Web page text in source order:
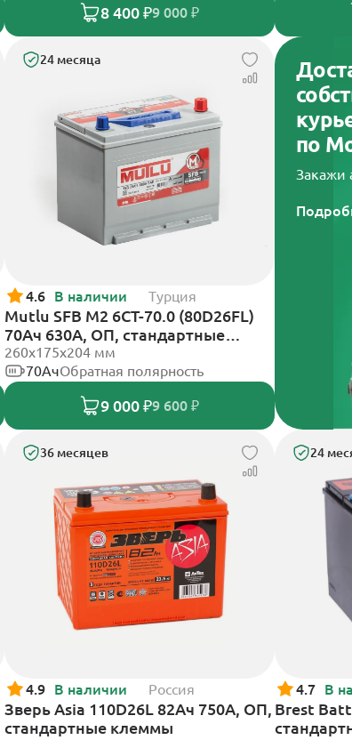
8 400 ₽9 000 ₽
24 месяца
4.6 В наличии Турция
Mutlu SFB M2 6СТ-70.0 (80D26FL)
70Ач 630А, ОП, стандартные
клеммы
260х175х204 мм
70АчОбратная полярность
9 000 ₽9 600 ₽
по
Закажи
36 месяцев
4.9 В наличии Россия
Зверь Asia 110D26L 82Ач 750А, ОП,
стандартные клеммы
24
4.7 В
Brest